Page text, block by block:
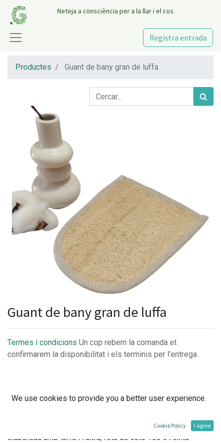
Neteja a consciència per a la llar i el cos
Registra entrada
Productes Guant de bany gran de luffa
Guant de bany gran de luffa
Termes i condicions Un cop rebem la comanda et
confirmarem la disponibilitat i els terminis per l'entrega.
Aquest guant de bany és ideal i un bàsic per la dutxa,
cames, esquena i braços. Està compost de dues cares, una,
elaborada amb luffa i l'altra, feta de cotó 100% i cinta
We use cookies to provide you a better user experience.
Cookie Policy I agree